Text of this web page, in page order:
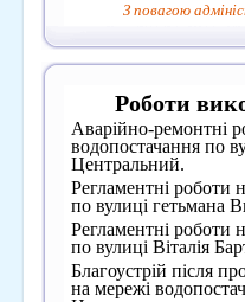
З повагою
Роботи
Аварійно-ремонтні
водопостачання по
Центральний.
Регламентні роботи
по вулиці гетьмана
Регламентні роботи
по вулиці Віталія
Благоустрій після
на мережі